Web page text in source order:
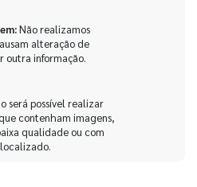
Não realizamos
alteração de
outra informação.
será possível realizar
contenham imagens,
qualidade ou com